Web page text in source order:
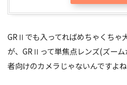
GRⅡでも入ってればめちゃくちゃ
が、GRⅡって単焦点レンズ(ズー
者向けのカメラじゃないんですよね